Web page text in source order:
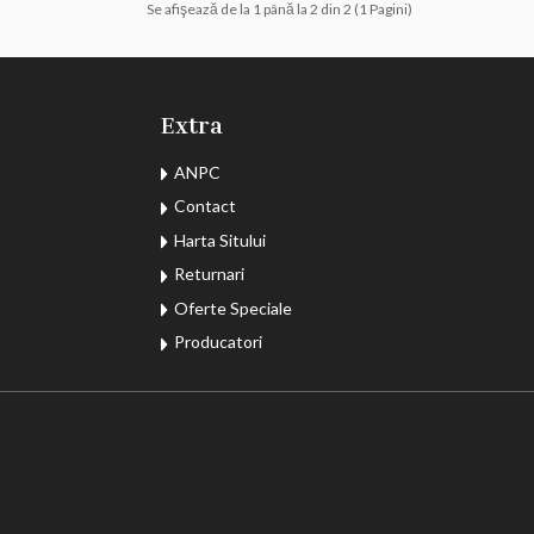
Se afişează de la 1 până la 2 din 2 (1 Pagini)
Extra
ANPC
Contact
Harta Sitului
Returnari
Oferte Speciale
Producatori